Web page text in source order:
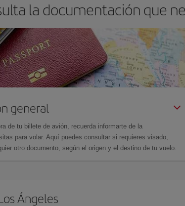
la documentación que
general
de tu billete de avión, recuerda informarte de la
para volar. Aquí puedes consultar si requieres visado,
otro documento, según el origen y el destino de tu vuelo.
Ángeles